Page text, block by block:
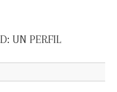
UN PERFIL